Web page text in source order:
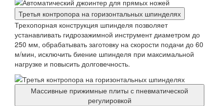
Третья контропора на горизонтальных шпинделях
Трехопорная конструкция шпинделя позволяет
устанавливать гидрозажимной инструмент диаметром до
250 мм, обрабатывать заготовку на скорости подачи до 60
м/мин, исключить биение шпинделя при максимальной
нагрузке и повысить долговечность.
Массивные прижимные плиты с пневматической
регулировкой